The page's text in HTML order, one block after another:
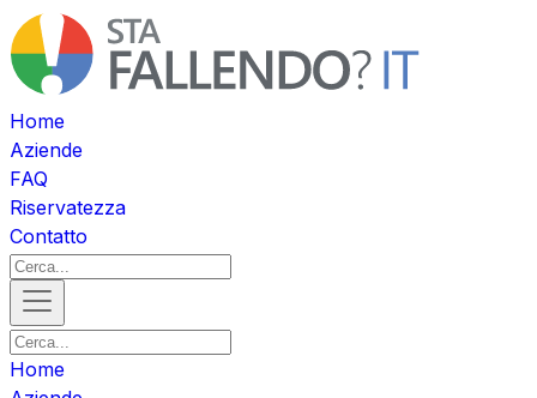
Home
Aziende
FAQ
Riservatezza
Contatto
Home